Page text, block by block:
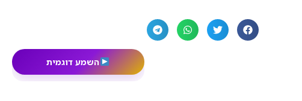
השמע דוגמית